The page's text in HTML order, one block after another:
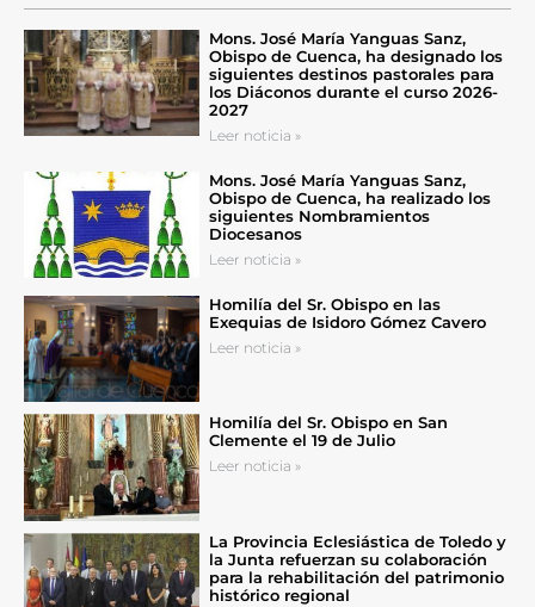
Mons. José María Yanguas Sanz,
Obispo de Cuenca, ha designado los
siguientes destinos pastorales para
los Diáconos durante el curso 2026-
2027
Leer noticia »
Mons. José María Yanguas Sanz,
Obispo de Cuenca, ha realizado los
siguientes Nombramientos
Diocesanos
Leer noticia »
Homilía del Sr. Obispo en las
Exequias de Isidoro Gómez Cavero
Leer noticia »
Homilía del Sr. Obispo en San
Clemente el 19 de Julio
Leer noticia »
La Provincia Eclesiástica de Toledo y
la Junta refuerzan su colaboración
para la rehabilitación del patrimonio
histórico regional